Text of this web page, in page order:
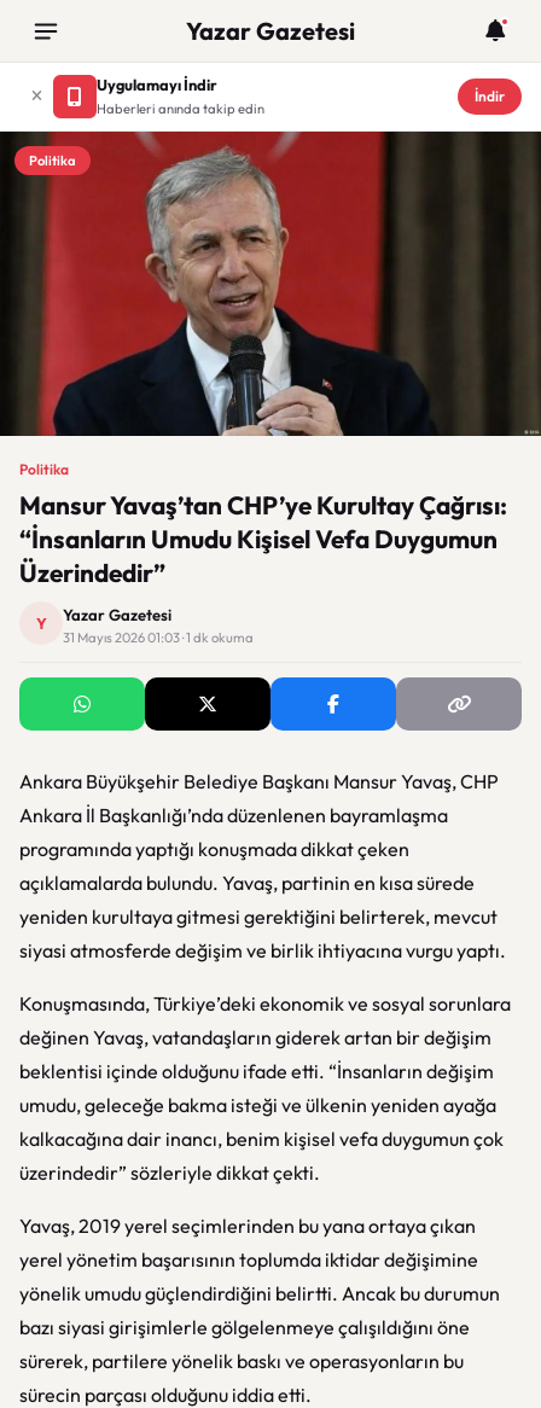
Yazar Gazetesi
Uygulamayı İndir
Haberleri anında takip edin
İndir
Politika
Politika
Mansur Yavaş’tan CHP’ye Kurultay Çağrısı:
“İnsanların Umudu Kişisel Vefa Duygumun
Üzerindedir”
Y Yazar Gazetesi
31 Mayıs 2026 01:03 · 1 dk okuma
Ankara Büyükşehir Belediye Başkanı Mansur Yavaş, CHP
Ankara İl Başkanlığı’nda düzenlenen bayramlaşma
programında yaptığı konuşmada dikkat çeken
açıklamalarda bulundu. Yavaş, partinin en kısa sürede
yeniden kurultaya gitmesi gerektiğini belirterek, mevcut
siyasi atmosferde değişim ve birlik ihtiyacına vurgu yaptı.
Konuşmasında, Türkiye’deki ekonomik ve sosyal sorunlara
değinen Yavaş, vatandaşların giderek artan bir değişim
beklentisi içinde olduğunu ifade etti. “İnsanların değişim
umudu, geleceğe bakma isteği ve ülkenin yeniden ayağa
kalkacağına dair inancı, benim kişisel vefa duygumun çok
üzerindedir” sözleriyle dikkat çekti.
Yavaş, 2019 yerel seçimlerinden bu yana ortaya çıkan
yerel yönetim başarısının toplumda iktidar değişimine
yönelik umudu güçlendirdiğini belirtti. Ancak bu durumun
bazı siyasi girişimlerle gölgelenmeye çalışıldığını öne
sürerek, partilere yönelik baskı ve operasyonların bu
sürecin parçası olduğunu iddia etti.